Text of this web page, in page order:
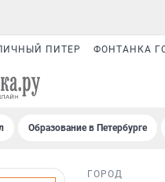
ПИТЕР ФОНТАНКА
Образование в Петербурге
ГОРОД